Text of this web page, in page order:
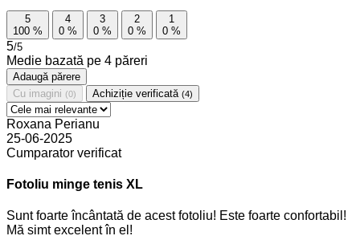
5
100 %
4
0 %
3
0 %
2
0 %
1
0 %
5/5
Medie bazată pe 4 păreri
Adaugă părere
Cu imagini (0) Achiziție verificată (4)
Roxana Perianu
25-06-2025
Cumparator verificat
Fotoliu minge tenis XL
Sunt foarte încântată de acest fotoliu! Este foarte confortabil!
Mă simt excelent în el!